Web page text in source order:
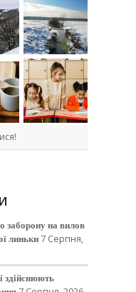
заборону на вилов
линьки 7 Серпня,
здійснюють